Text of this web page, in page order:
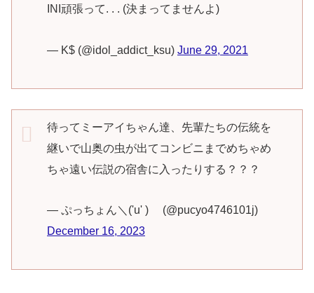
INI頑張って. . . (決まってませんよ)
— K$ (@idol_addict_ksu) June 29, 2021
待ってミーアイちゃん達、先輩たちの伝統を
継いで山奥の虫が出てコンビニまでめちゃめ
ちゃ遠い伝説の宿舎に入ったりする？？？
— ぷっちょん＼('u' )ゞ (@pucyo4746101j)
December 16, 2023